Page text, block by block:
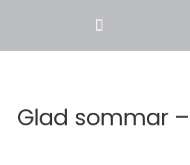
Glad sommar